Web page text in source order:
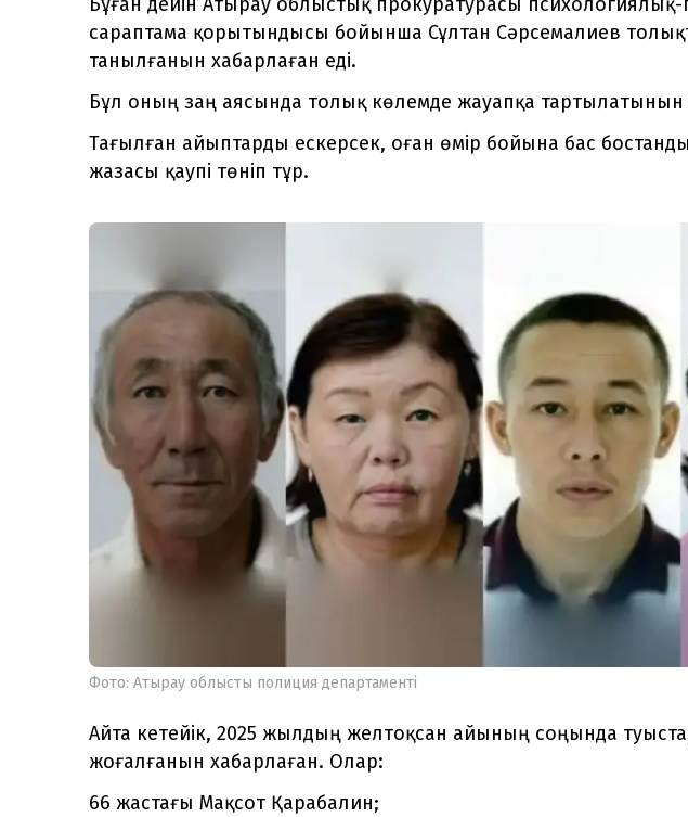
сараптама қорытындысы бойынша Сұлтан Сәрсемалиев
танылғанын хабарлаған еді.
Бұл оның заң аясында толық көлемде жауапқа тартылатынын
Тағылған айыптарды ескерсек, оған өмір бойына бас
жазасы қаупі төніп тұр.
Фото: Атырау облыстық полиция департаменті
Айта кетейік, 2025 жылдың желтоқсан айының соңында
жоғалғанын хабарлаған. Олар:
66 жастағы Мақсот Қарабалин;